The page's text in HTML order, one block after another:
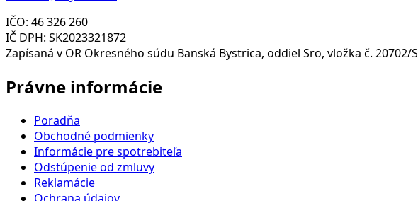
IČO: 46 326 260
IČ DPH: SK2023321872
Zapísaná v OR Okresného súdu Banská Bystrica, oddiel Sro, vložka č. 20702/S
Právne informácie
Poradňa
Obchodné podmienky
Informácie pre spotrebiteľa
Odstúpenie od zmluvy
Reklamácie